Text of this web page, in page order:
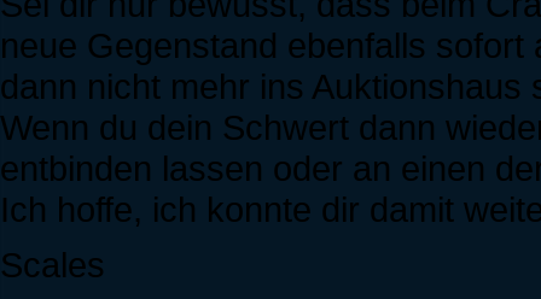
neue Gegenstand ebenfalls
dann nicht mehr ins
Wenn du dein Schwert dann
entbinden lassen oder an einen
Ich hoffe, ich konnte dir damit
Scales